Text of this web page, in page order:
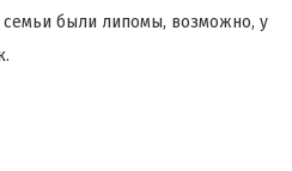
были липомы, возможно, у